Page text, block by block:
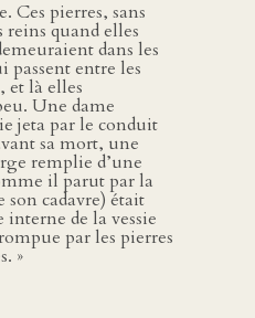
Ces pierres, sans
reins quand elles
dans les
passent entre les
et là elles
Une dame
jeta par le conduit
sa mort, une
remplie d’une
il parut par la
son cadavre) était
de la vessie
par les pierres
»